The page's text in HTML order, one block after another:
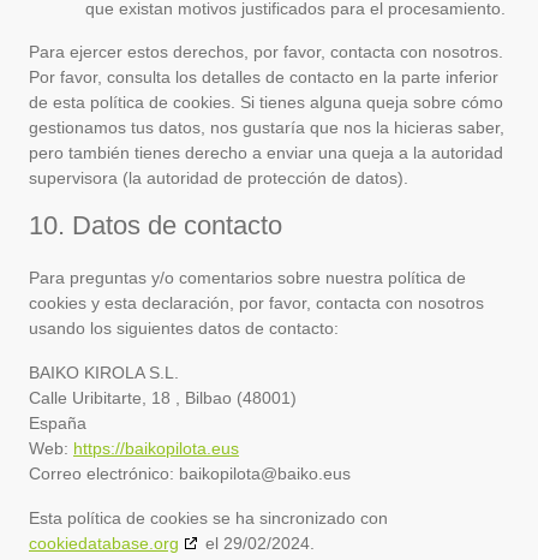
que existan motivos justificados para el procesamiento.
Para ejercer estos derechos, por favor, contacta con nosotros.
Por favor, consulta los detalles de contacto en la parte inferior
de esta política de cookies. Si tienes alguna queja sobre cómo
gestionamos tus datos, nos gustaría que nos la hicieras saber,
pero también tienes derecho a enviar una queja a la autoridad
supervisora (la autoridad de protección de datos).
10. Datos de contacto
Para preguntas y/o comentarios sobre nuestra política de
cookies y esta declaración, por favor, contacta con nosotros
usando los siguientes datos de contacto:
BAIKO KIROLA S.L.
Calle Uribitarte, 18 , Bilbao (48001)
España
Web: https://baikopilota.eus
Correo electrónico: baikopilota@baiko.eus
Esta política de cookies se ha sincronizado con
cookiedatabase.org
el 29/02/2024.